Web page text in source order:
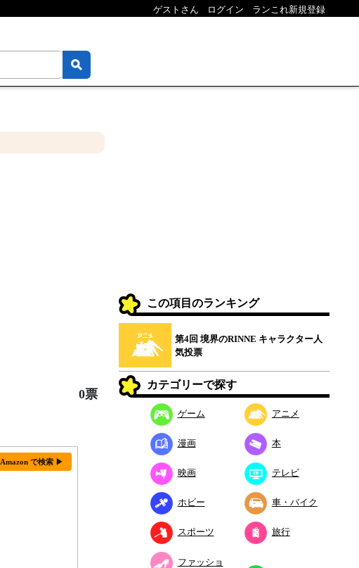
ゲストさん ログイン ランこれ新規登録
0票
Amazon で検索 ▶
この項目のランキング
第4回 境界のRINNE キャラクター人
気投票
カテゴリーで探す
ゲーム アニメ
漫画 本
映画 テレビ
ホビー 車・バイク
スポーツ 旅行
ファッショ